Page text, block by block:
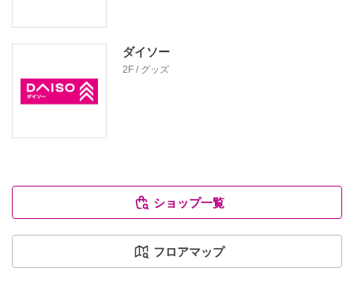
ダイソー
2F / グッズ
ショップ一覧
フロアマップ